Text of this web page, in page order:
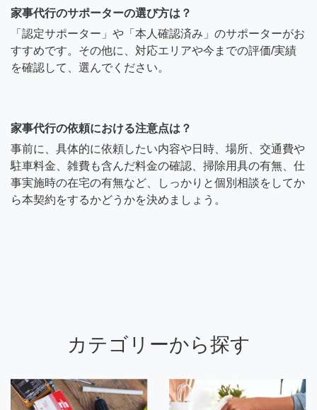
家事代行のサポーターの選び方は？
「認定サポーター」や「本人確認済み」のサポーターがお
すすめです。その他に、対応エリアや今までの評価/実績
を確認して、選んでください。
家事代行の依頼における注意点は？
事前に、具体的に依頼したい内容や日時、場所、交通費や
駐車料金、雑費も含んだ料金の確認、掃除用具の有無、仕
事実施時の在宅の有無など、しっかりと個別相談をしてか
ら本契約をするかどうかを決めましょう。
カテゴリーから探す